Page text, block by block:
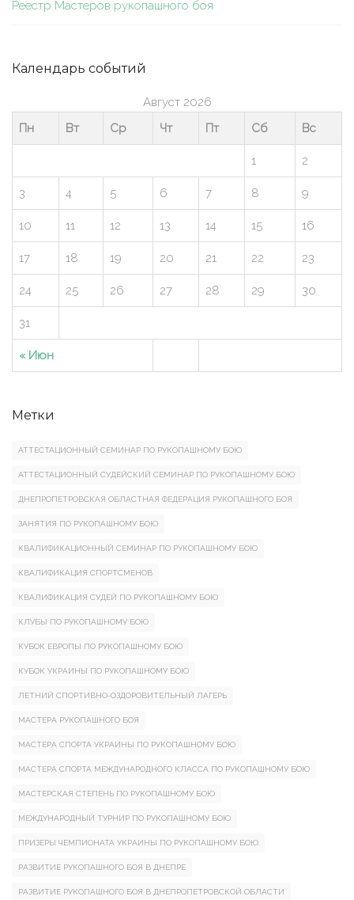
Реестр Мастеров рукопашного боя
Календарь событий
Август 2026
Пн
Вт Ср Чт Пт Сб Вс
« Июн
1 2
3 4 5 6 7 8 9
10 11 12 13 14 15 16
17 18 19 20 21 22 23
24 25 26 27 28 29 30
31
Метки
АТТЕСТАЦИОННЫЙ СЕМИНАР ПО РУКОПАШНОМУ БОЮ
АТТЕСТАЦИОННЫЙ СУДЕЙСКИЙ СЕМИНАР ПО РУКОПАШНОМУ БОЮ
ДНЕПРОПЕТРОВСКАЯ ОБЛАСТНАЯ ФЕДЕРАЦИЯ РУКОПАШНОГО БОЯ
ЗАНЯТИЯ ПО РУКОПАШНОМУ БОЮ
КВАЛИФИКАЦИОННЫЙ СЕМИНАР ПО РУКОПАШНОМУ БОЮ
КВАЛИФИКАЦИЯ СПОРТСМЕНОВ
КВАЛИФИКАЦИЯ СУДЕЙ ПО РУКОПАШНОМУ БОЮ
КЛУБЫ ПО РУКОПАШНОМУ БОЮ
КУБОК ЕВРОПЫ ПО РУКОПАШНОМУ БОЮ
КУБОК УКРАИНЫ ПО РУКОПАШНОМУ БОЮ
ЛЕТНИЙ СПОРТИВНО-ОЗДОРОВИТЕЛЬНЫЙ ЛАГЕРЬ
МАСТЕРА РУКОПАШНОГО БОЯ
МАСТЕРА СПОРТА УКРАИНЫ ПО РУКОПАШНОМУ БОЮ
МАСТЕРА СПОРТА МЕЖДУНАРОДНОГО КЛАССА ПО РУКОПАШНОМУ БОЮ
МАСТЕРСКАЯ СТЕПЕНЬ ПО РУКОПАШНОМУ БОЮ
МЕЖДУНАРОДНЫЙ ТУРНИР ПО РУКОПАШНОМУ БОЮ
ПРИЗЕРЫ ЧЕМПИОНАТА УКРАИНЫ ПО РУКОПАШНОМУ БОЮ
РАЗВИТИЕ РУКОПАШНОГО БОЯ В ДНЕПРЕ
РАЗВИТИЕ РУКОПАШНОГО БОЯ В ДНЕПРОПЕТРОВСКОЙ ОБЛАСТИ